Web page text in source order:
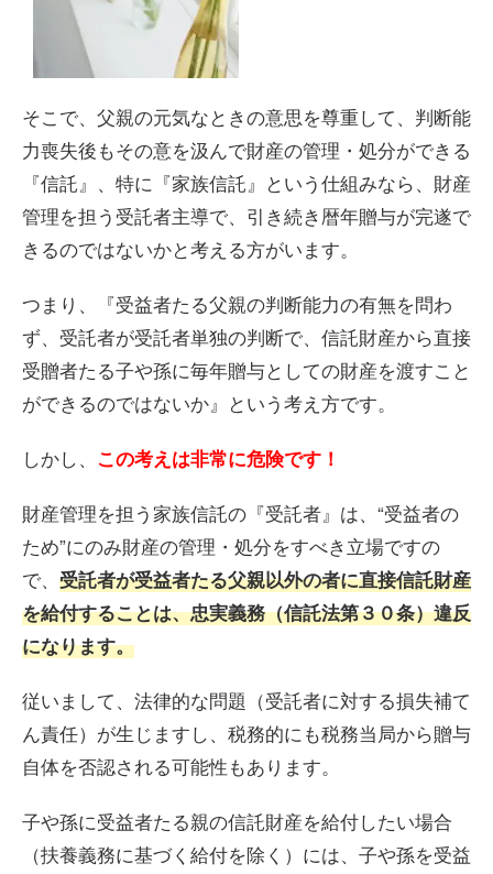
そこで、父親の元気なときの意思を尊重して、判断能
力喪失後もその意を汲んで財産の管理・処分ができる
『信託』、特に『家族信託』という仕組みなら、財産
管理を担う受託者主導で、引き続き暦年贈与が完遂で
きるのではないかと考える方がいます。
つまり、『受益者たる父親の判断能力の有無を問わ
ず、受託者が受託者単独の判断で、信託財産から直接
受贈者たる子や孫に毎年贈与としての財産を渡すこと
ができるのではないか』という考え方です。
しかし、
この考えは非常に危険です！
財産管理を担う家族信託の『受託者』は、“受益者の
ため”にのみ財産の管理・処分をすべき立場ですの
で、 受託者が受益者たる父親以外の者に直接信託財産
を給付することは、忠実義務（信託法第３０条）違反
になります。
従いまして、法律的な問題（受託者に対する損失補て
ん責任）が生じますし、税務的にも税務当局から贈与
自体を否認される可能性もあります。
子や孫に受益者たる親の信託財産を給付したい場合
（扶養義務に基づく給付を除く）には、子や孫を受益